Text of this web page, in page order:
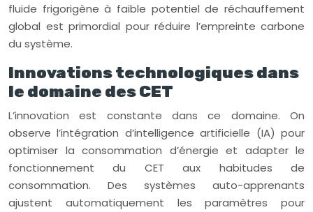
fluide frigorigène à faible potentiel de réchauffement
global est primordial pour réduire l’empreinte carbone
du système.
Innovations technologiques dans
le domaine des CET
L’innovation est constante dans ce domaine. On
observe l’intégration d’intelligence artificielle (IA) pour
optimiser la consommation d’énergie et adapter le
fonctionnement du CET aux habitudes de
consommation. Des systèmes auto-apprenants
ajustent automatiquement les paramètres pour